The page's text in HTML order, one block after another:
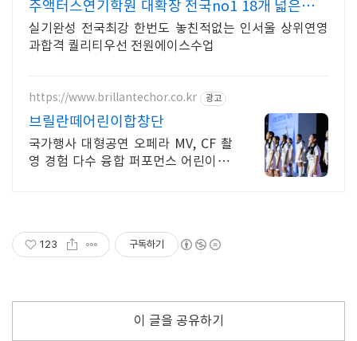
주액터스연기학원 대확장 전국no1 18개 넓은강의
실
실기완성 전국최강 한번도 놓친적없는 인서울 상위연영
과합격 퀄리티우선 전원에이스수업
https://www.brillantechor.co.kr 광고
브릴란떼어린이합창단
국가행사 대형공연 오페라 MV, CF 촬
영 경험 다수 융합 퍼포먼스 어린이 합
123 구독하기
이 글을 공유하기